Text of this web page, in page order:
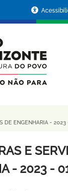
DE ENGENHARIA - 2023
E
- 2023 -